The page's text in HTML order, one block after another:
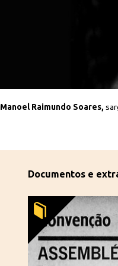
Manoel Raimundo Soares,
Documentos e